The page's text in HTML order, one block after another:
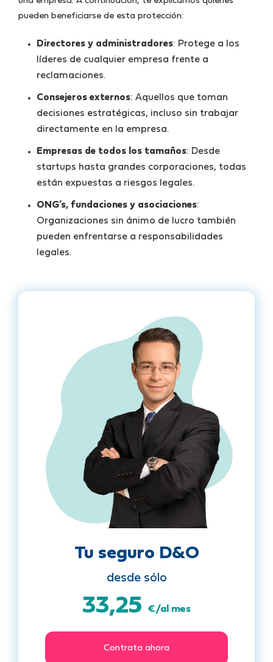
pueden beneficiarse de esta protección:
Directores y administradores: Protege a los
líderes de cualquier empresa frente a
reclamaciones.
Consejeros externos: Aquellos que toman
decisiones estratégicas, incluso sin trabajar
directamente en la empresa.
Empresas de todos los tamaños: Desde
startups hasta grandes corporaciones, todas
están expuestas a riesgos legales.
ONG’s, fundaciones y asociaciones:
Organizaciones sin ánimo de lucro también
pueden enfrentarse a responsabilidades
legales.
Tu seguro D&O
desde sólo
33,25 €/al mes
Contrata ahora